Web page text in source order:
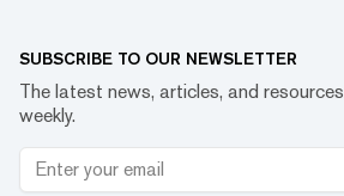
SUBSCRIBE TO OUR NEWSLETTER
The latest news, articles, and
weekly.